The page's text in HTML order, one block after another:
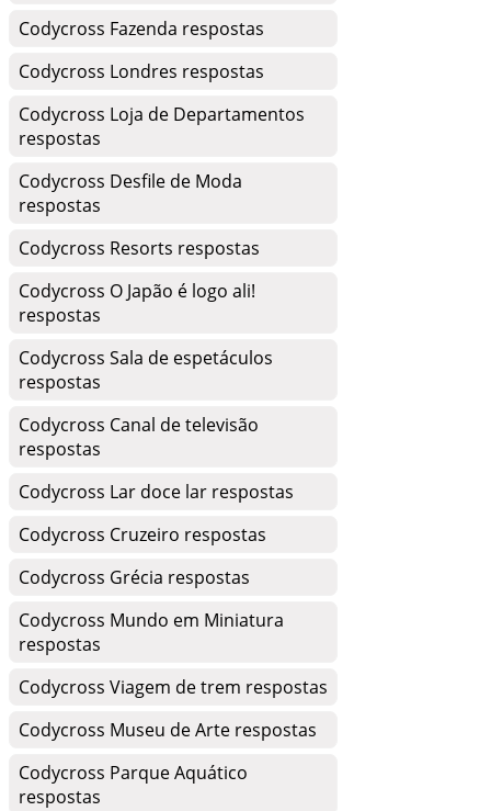
Codycross Fazenda respostas
Codycross Londres respostas
Codycross Loja de Departamentos
respostas
Codycross Desfile de Moda
respostas
Codycross Resorts respostas
Codycross O Japão é logo ali!
respostas
Codycross Sala de espetáculos
respostas
Codycross Canal de televisão
respostas
Codycross Lar doce lar respostas
Codycross Cruzeiro respostas
Codycross Grécia respostas
Codycross Mundo em Miniatura
respostas
Codycross Viagem de trem respostas
Codycross Museu de Arte respostas
Codycross Parque Aquático
respostas